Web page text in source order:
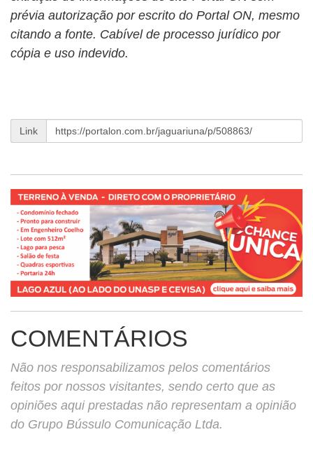
prévia autorização por escrito do Portal ON, mesmo
citando a fonte. Cabível de processo jurídico por
cópia e uso indevido.
Link
COMENTÁRIOS
Não nos responsabilizamos pelos comentários
feitos por nossos visitantes, sendo certo que as
opiniões aqui prestadas não representam a opinião
do Grupo Bússulo Comunicação Ltda.